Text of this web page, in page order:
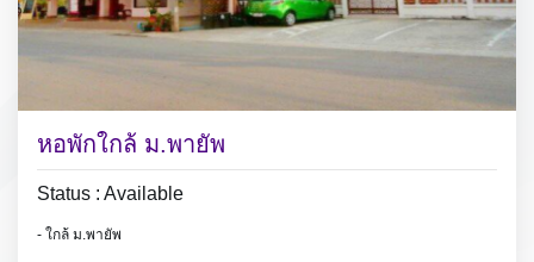
หอพักใกล้ ม.พายัพ
Status : Available
- ใกล้ ม.พายัพ